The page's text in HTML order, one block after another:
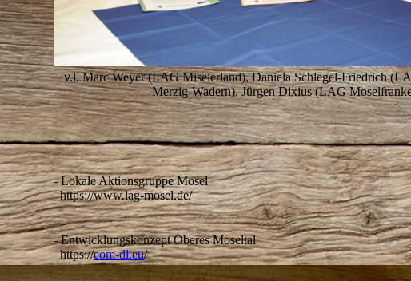
v.l. Marc Weyer (LAG Miselerland), Daniela Schlegel-Friedrich
Merzig-Wadern), Jürgen Dixius (LAG
- Lokale Aktionsgruppe Mosel
https://www.lag-mosel.de/
- Entwicklungskonzept Oberes Moseltal
https://eom-dl.eu/